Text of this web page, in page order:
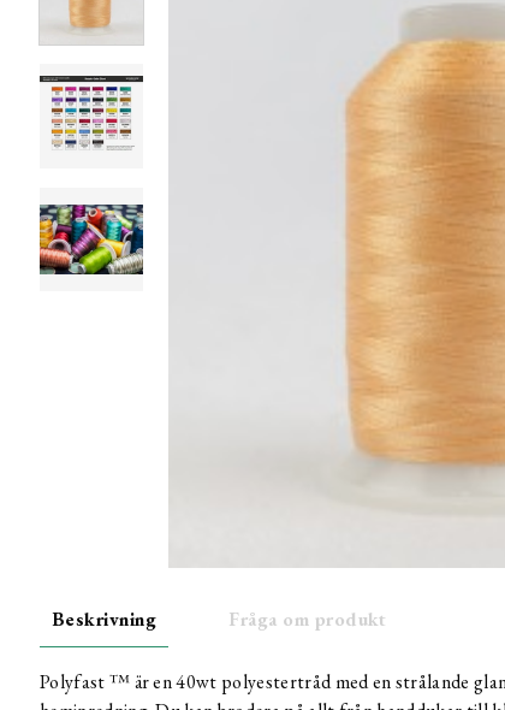
Beskrivning Fråga om produkt
Polyfast ™ är en 40wt polyestertråd med en strålande